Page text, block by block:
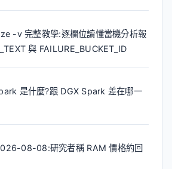
-v 完整教學:逐欄位讀懂當機分析報
與 FAILURE_BUCKET_ID
是什麼?跟 DGX Spark 差在哪一
08-08:研究者稱 RAM 價格約回